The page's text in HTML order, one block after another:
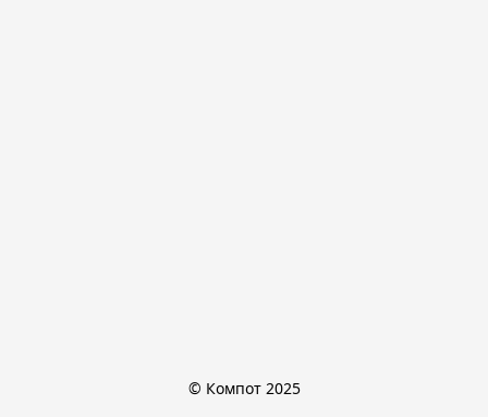
© Компот 2025